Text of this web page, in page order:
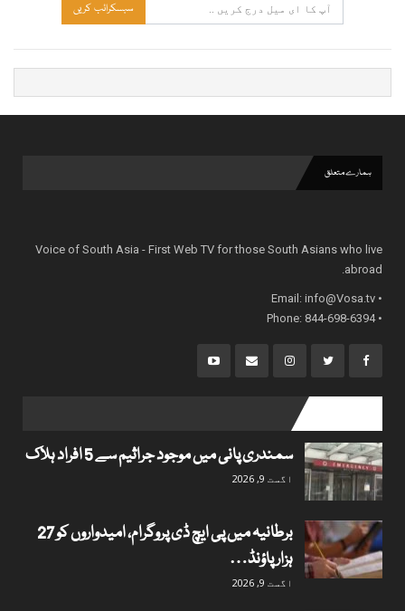
سبسکرائب کریں
ہمارے متعلق
Voice of South Asia - First Web TV for those South Asians who live
abroad.
• Email:
info@Vosa.tv
• Phone: 844-698-6394
سمندری پانی میں موجود جراثیم سے 5 افراد ہلاک
اگست 9, 2026
برطانیہ میں پی ایچ ڈی پروگرام، امیدواروں کو 27
ہزار پاؤنڈ…
اگست 9, 2026